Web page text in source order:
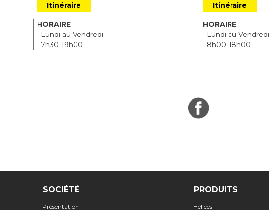
Itinéraire
HORAIRE
Lundi au Vendredi
7h30-19h00
Itinéraire
HORAIRE
Lundi au Vendredi
8h00-18h00
SOCIÉTÉ
Présentation
PRODUITS
Hélices